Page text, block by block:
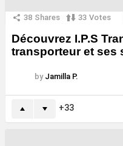
38 Shares 33 Votes
Découvrez I.P.S
transporteur et ses
by Jamilla P.
33